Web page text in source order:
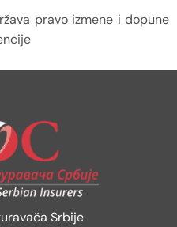
pravo izmene i dopune
Srbije